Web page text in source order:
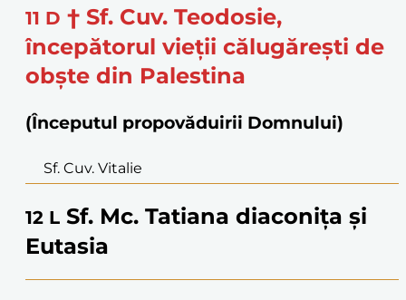
11 D † Sf. Cuv. Teodosie,
începătorul vieții călugărești de
obște din Palestina
(Începutul propovăduirii Domnului)
Sf. Cuv. Vitalie
12 L Sf. Mc. Tatiana diaconița și
Eutasia